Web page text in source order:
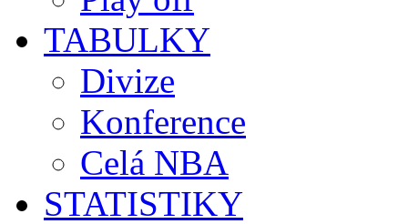
TABULKY
Divize
Konference
Celá NBA
STATISTIKY